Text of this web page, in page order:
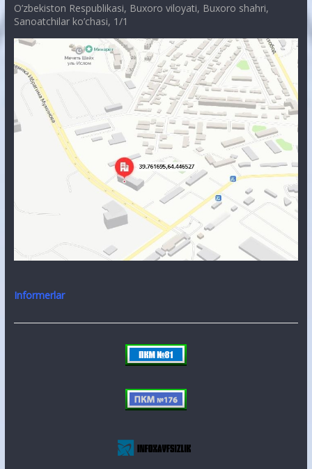
O’zbekiston Respublikasi, Buxoro viloyati, Buxoro shahri,
Sanoatchilar ko’chasi, 1/1
Informerlar